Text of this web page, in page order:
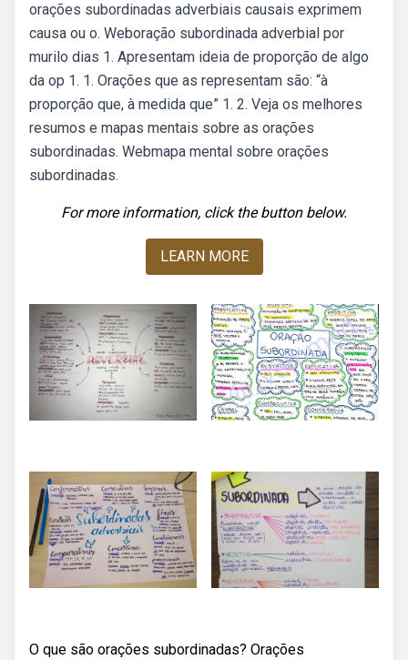
orações subordinadas adverbiais causais exprimem
causa ou o. Weboração subordinada adverbial por
murilo dias 1. Apresentam ideia de proporção de algo
da op 1. 1. Orações que as representam são: “à
proporção que, à medida que” 1. 2. Veja os melhores
resumos e mapas mentais sobre as orações
subordinadas. Webmapa mental sobre orações
subordinadas.
For more information, click the button below.
LEARN MORE
O que são orações subordinadas? Orações